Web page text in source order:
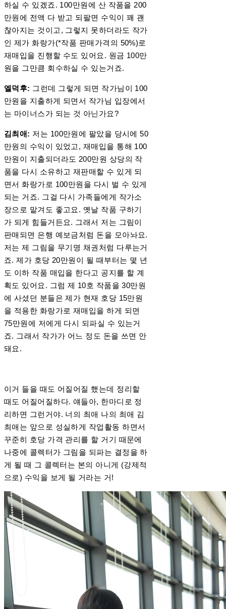
하실 수 있겠죠. 100만원에 산 작품을 200
만원에 전액 다 받고 되팔면 수익이 꽤 괜
찮아지는 것이고, 그렇지 못하더라도 작가
인 제가 화랑가(*작품 판매가격의 50%)로
재매입을 진행할 수도 있어요. 원금 100만
원을 그만큼 회수하실 수 있는거죠.
엘덕후: 그런데 그렇게 되면 작가님이 100
만원을 지출하게 되면서 작가님 입장에서
는 마이너스가 되는 것 아닌가요?
김최애: 저는 100만원에 팔았을 당시에 50
만원의 수익이 있었고, 재매입을 통해 100
만원이 지출되더라도 200만원 상당의 작
품을 다시 소유하고 재판매할 수 있게 되
면서 화랑가로 100만원을 다시 벌 수 있게
되는 거죠. 그걸 다시 가족들에게 작가소
장으로 맡겨도 좋고요. 옛날 작품 구하기
가 되게 힘들거든요. 그래서 저는 그림이
판매되면 은행 예보금처럼 돈을 모아놔요.
저는 제 그림을 무기명 채권처럼 다루는거
죠. 제가 호당 20만원이 될 때부터는 몇 년
도 이하 작품 매입을 한다고 공지를 할 계
획도 있어요. 그럼 제 10호 작품을 30만원
에 사셨던 분들은 제가 현재 호당 15만원
을 적용한 화랑가로 재매입을 하게 되면
75만원에 저에게 다시 되파실 수 있는거
죠. 그래서 작가가 어느 정도 돈을 쓰면 안
돼요.
이거 들을 때도 어질어질 했는데 정리할
때도 어질어질하다. 얘들아, 한마디로 정
리하면 그런거야. 너의 최애 나의 최애 김
최애는 앞으로 성실하게 작업활동 하면서
꾸준히 호당 가격 관리를 할 거기 때문에
나중에 콜렉터가 그림을 되파는 결정을 하
게 될 때 그 콜렉터는 본의 아니게 (강제적
으로) 수익을 보게 될 거라는 거!